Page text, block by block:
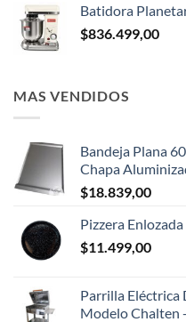
Batidora
$836.499,00
MAS VENDIDOS
Bandeja Plana
Chapa
$18.839,00
Pizzera
$11.499,00
Parrilla Eléctrica
Modelo Chalten